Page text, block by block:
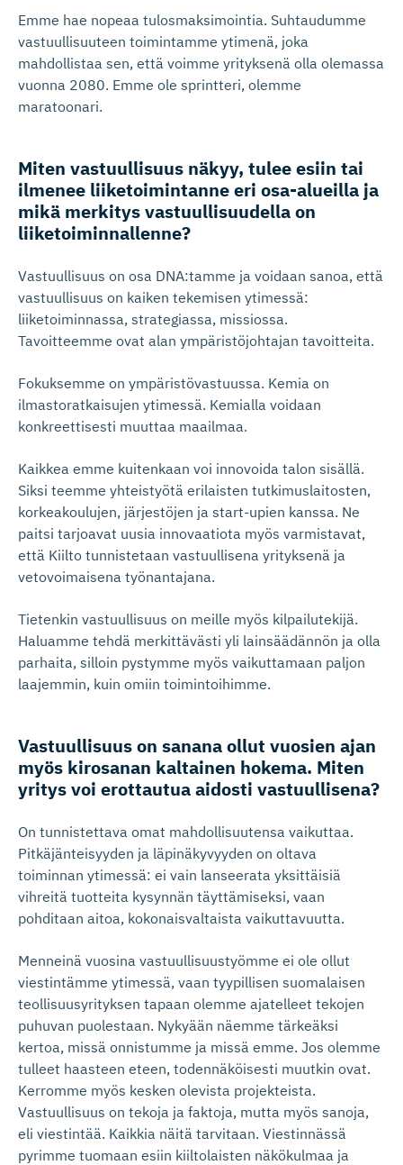
Emme hae nopeaa tulosmaksimointia. Suhtaudumme
vastuullisuuteen toimintamme ytimenä, joka
mahdollistaa sen, että voimme yrityksenä olla olemassa
vuonna 2080. Emme ole sprintteri, olemme
maratoonari.
Miten vastuullisuus näkyy, tulee esiin tai
ilmenee liiketoimintanne eri osa-alueilla ja
mikä merkitys vastuulli­suudella on
liiketoimin­nallenne?
Vastuullisuus on osa DNA:tamme ja voidaan sanoa, että
vastuullisuus on kaiken tekemisen ytimessä:
liiketoiminnassa, strategiassa, missiossa.
Tavoitteemme ovat alan ympäristöjohtajan tavoitteita.
Fokuksemme on ympäristövastuussa. Kemia on
ilmastoratkaisujen ytimessä. Kemialla voidaan
konkreettisesti muuttaa maailmaa.
Kaikkea emme kuitenkaan voi innovoida talon sisällä.
Siksi teemme yhteistyötä erilaisten tutkimuslaitosten,
korkeakoulujen, järjestöjen ja start-upien kanssa. Ne
paitsi tarjoavat uusia innovaatiota myös varmistavat,
että Kiilto tunnistetaan vastuullisena yrityksenä ja
vetovoimaisena työnantajana.
Tietenkin vastuullisuus on meille myös kilpailutekijä.
Haluamme tehdä merkittävästi yli lainsäädännön ja olla
parhaita, silloin pystymme myös vaikuttamaan paljon
laajemmin, kuin omiin toimintoihimme.
Vastuullisuus on sanana ollut vuosien ajan
myös kirosanan kaltainen hokema. Miten
yritys voi erottautua aidosti vastuullisena?
On tunnistettava omat mahdollisuutensa vaikuttaa.
Pitkäjänteisyyden ja läpinäkyvyyden on oltava
toiminnan ytimessä: ei vain lanseerata yksittäisiä
vihreitä tuotteita kysynnän täyttämiseksi, vaan
pohditaan aitoa, kokonaisvaltaista vaikuttavuutta.
Menneinä vuosina vastuullisuustyömme ei ole ollut
viestintämme ytimessä, vaan tyypillisen suomalaisen
teollisuusyrityksen tapaan olemme ajatelleet tekojen
puhuvan puolestaan. Nykyään näemme tärkeäksi
kertoa, missä onnistumme ja missä emme. Jos olemme
tulleet haasteen eteen, todennäköisesti muutkin ovat.
Kerromme myös kesken olevista projekteista.
Vastuullisuus on tekoja ja faktoja, mutta myös sanoja,
eli viestintää. Kaikkia näitä tarvitaan. Viestinnässä
pyrimme tuomaan esiin kiiltolaisten näkökulmaa ja